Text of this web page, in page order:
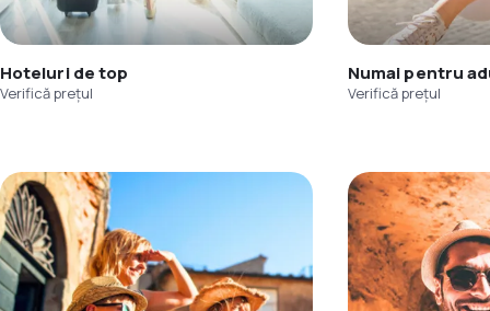
Hoteluri de top
Verifică prețul
Numai pentru
Verifică prețul